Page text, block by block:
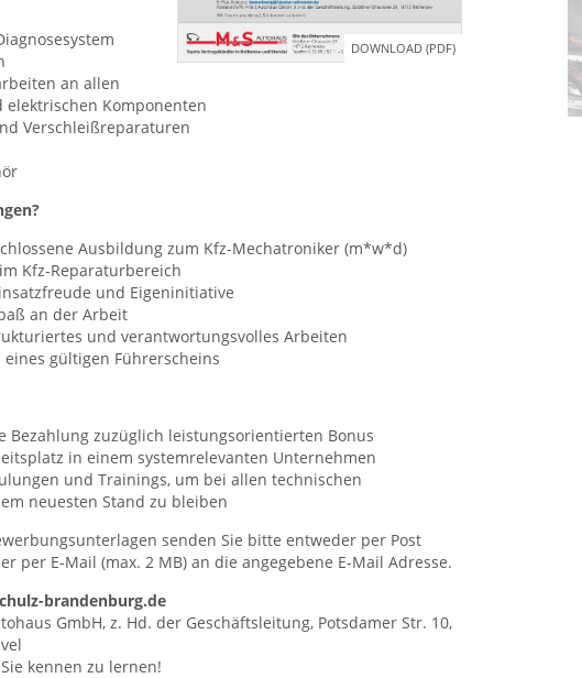
DOWNLOAD (PDF)
an allen
elektrischen Komponenten
Verschleißreparaturen
Ausbildung zum Kfz-Mechatroniker (m*w*d)
Kfz-Reparaturbereich
und Eigeninitiative
an der Arbeit
und verantwortungsvolles Arbeiten
eines gültigen Führerscheins
Bezahlung zuzüglich leistungsorientierten Bonus
in einem systemrelevanten Unternehmen
und Trainings, um bei allen technischen
neuesten Stand zu bleiben
senden Sie bitte entweder per Post
per E-Mail (max. 2 MB) an die angegebene E-Mail Adresse.
brandenburg.de
GmbH, z. Hd. der Geschäftsleitung, Potsdamer Str. 10,
kennen zu lernen!